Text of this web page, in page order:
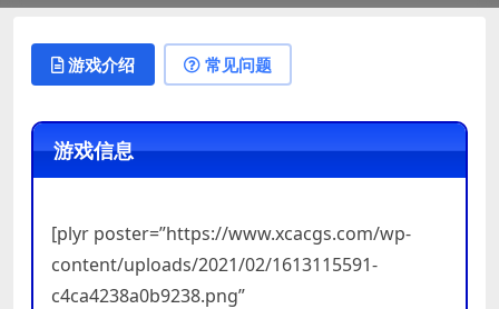
游戏介绍 常见问题
游戏信息
[plyr poster=”https://www.xcacgs.com/wp-
content/uploads/2021/02/1613115591-
c4ca4238a0b9238.png”